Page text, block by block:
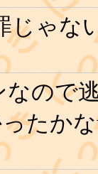
じゃ
なので
たか